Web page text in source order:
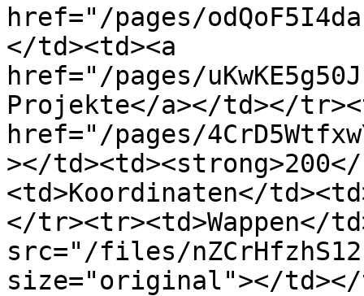
href="/pages/
</td><td><a
href="/pages/
Projekte</a></td></
href="/pages/
></
<td>Koordinaten</
</tr><tr><td>Wappen</
src="/files/
size="original"></